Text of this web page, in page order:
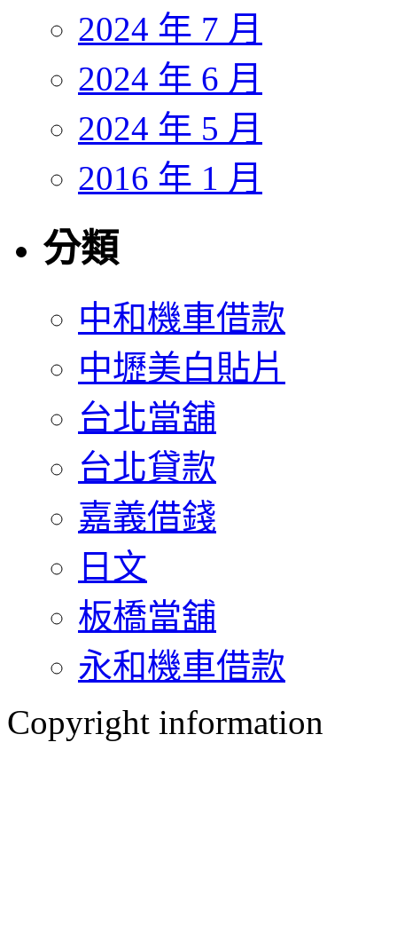
2024 年 7 月
2024 年 6 月
2024 年 5 月
2016 年 1 月
分類
中和機車借款
中壢美白貼片
台北當舖
台北貸款
嘉義借錢
日文
板橋當舖
永和機車借款
Copyright information